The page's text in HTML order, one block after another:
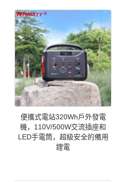
便攜式電站320Wh戶外發電
機，110V/500W交流插座和
LED手電筒，超級安全的備用
鋰電